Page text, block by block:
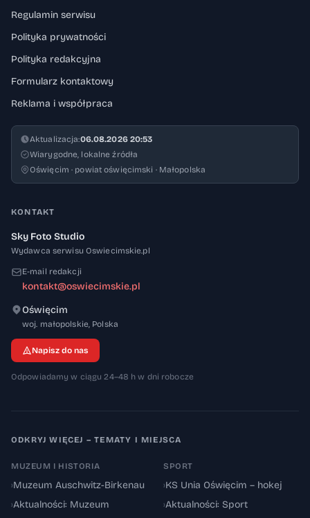
Regulamin serwisu
Polityka prywatności
Polityka redakcyjna
Formularz kontaktowy
Reklama i współpraca
Aktualizacja:06.08.2026 20:53
Wiarygodne, lokalne źródła
Oświęcim · powiat oświęcimski · Małopolska
KONTAKT
Sky Foto Studio
Wydawca serwisu Oswiecimskie.pl
E-mail redakcji
kontakt@oswiecimskie.pl
Oświęcim
woj. małopolskie, 32-600
Polska
Napisz do nas
Odpowiadamy w ciągu 24–48 h w dni robocze
ODKRYJ WIĘCEJ – TEMATY I MIEJSCA
MUZEUM I HISTORIA
›Muzeum Auschwitz-Birkenau
›Aktualności: Muzeum
SPORT
›KS Unia Oświęcim – hokej
›Aktualności: Sport